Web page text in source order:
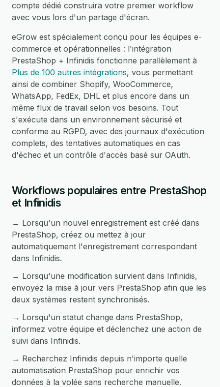
compte dédié construira votre premier workflow
avec vous lors d'un partage d'écran.
eGrow est spécialement conçu pour les équipes e-
commerce et opérationnelles : l'intégration
PrestaShop + Infinidis fonctionne parallèlement à
Plus de 100 autres intégrations, vous permettant
ainsi de combiner Shopify, WooCommerce,
WhatsApp, FedEx, DHL et plus encore dans un
même flux de travail selon vos besoins. Tout
s'exécute dans un environnement sécurisé et
conforme au RGPD, avec des journaux d'exécution
complets, des tentatives automatiques en cas
d'échec et un contrôle d'accès basé sur OAuth.
Workflows populaires entre PrestaShop
et Infinidis
→ Lorsqu'un nouvel enregistrement est créé dans
PrestaShop, créez ou mettez à jour
automatiquement l'enregistrement correspondant
dans Infinidis.
→ Lorsqu'une modification survient dans Infinidis,
envoyez la mise à jour vers PrestaShop afin que les
deux systèmes restent synchronisés.
→ Lorsqu'un statut change dans PrestaShop,
informez votre équipe et déclenchez une action de
suivi dans Infinidis.
→ Recherchez Infinidis depuis n'importe quelle
automatisation PrestaShop pour enrichir vos
données à la volée sans recherche manuelle.